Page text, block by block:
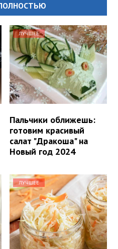
ЛУЧШЕЕ
Пальчики оближешь:
готовим красивый
салат "Дракоша" на
Новый год 2024
ЛУЧШЕЕ